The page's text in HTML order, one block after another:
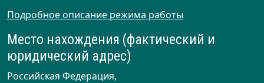
Подробное описание режима работы
Место нахождения (фактический и
юридический адрес)
Российская Федерация,